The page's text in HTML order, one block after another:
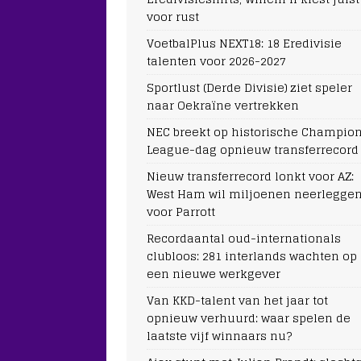
voor rust
VoetbalPlus NEXT18: 18 Eredivisie
talenten voor 2026-2027
Sportlust (Derde Divisie) ziet speler
naar Oekraïne vertrekken
NEC breekt op historische
League-dag opnieuw transferrecord
Nieuw transferrecord lonkt voor AZ:
West Ham wil miljoenen
voor Parrott
Recordaantal oud-internationals
clubloos: 281 interlands wachten op
een nieuwe werkgever
Van KKD-talent van het jaar tot
opnieuw verhuurd: waar spelen de
laatste vijf winnaars nu?